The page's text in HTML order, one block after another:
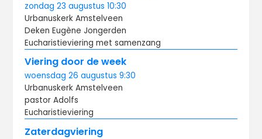
zondag 23 augustus10:30
Urbanuskerk Amstelveen
Deken Eugène Jongerden
Eucharistieviering met samenzang
Viering door de week
woensdag 26 augustus9:30
Urbanuskerk Amstelveen
pastor Adolfs
Eucharistieviering
Zaterdagviering